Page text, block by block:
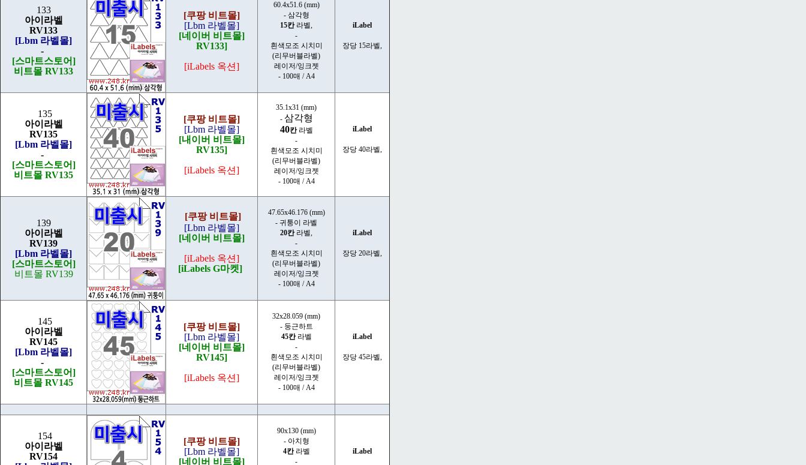
133
아이라벨
RV133
[Lbm 라벨몰]
-
[스마트스토어]
비트몰 RV133
[쿠팡 비트몰]
[Lbm 라벨몰]
[네이버 비트몰]
RV133]
[iLabels 옥션]
60.4x51.6 (mm)
- 삼각형
15칸라벨,
-
흰색모조 시치미
(리무버블라벨)
레이저/잉크젯
- 100매 / A4
iLabel
장당 15라벨,
135
아이라벨
RV135
[Lbm 라벨몰]
-
[스마트스토어]
비트몰 RV135
[쿠팡 비트몰]
[Lbm 라벨몰]
[내이버 비트몰]
RV135]
[iLabels 옥션]
35.1x31 (mm)
- 삼각형
40칸라벨
-
흰색모조 시치미
(리무버블라벨)
레이저/잉크젯
- 100매 / A4
iLabel
장당 40라벨,
139
아이라벨
RV139
[Lbm 라벨몰]
[스마트스토어]
비트몰 RV139
[쿠팡 비트몰]
[Lbm 라벨몰]
[네이버 비트몰]
[iLabels 옥션]
[iLabels G마켓]
47.65x46.176 (mm)
- 귀퉁이 라벨
20칸라벨,
-
흰색모조 시치미
(리무버블라벨)
레이저/잉크젯
- 100매 / A4
iLabel
장당 20라벨,
145
아이라벨
RV145
[Lbm 라벨몰]
-
[스마트스토어]
비트몰 RV145
[쿠팡 비트몰]
[Lbm 라벨몰]
[네이버 비트몰]
RV145]
[iLabels 옥션]
32x28.059 (mm)
- 둥근하트
45칸라벨
-
흰색모조 시치미
(리무버블라벨)
레이저/잉크젯
- 100매 / A4
iLabel
장당 45라벨,
154
아이라벨
RV154
[쿠팡 비트몰]
[Lbm 라벨몰]
[네이버 비트몰]
90x130 (mm)
- 아치형
4칸라벨
-
iLabel